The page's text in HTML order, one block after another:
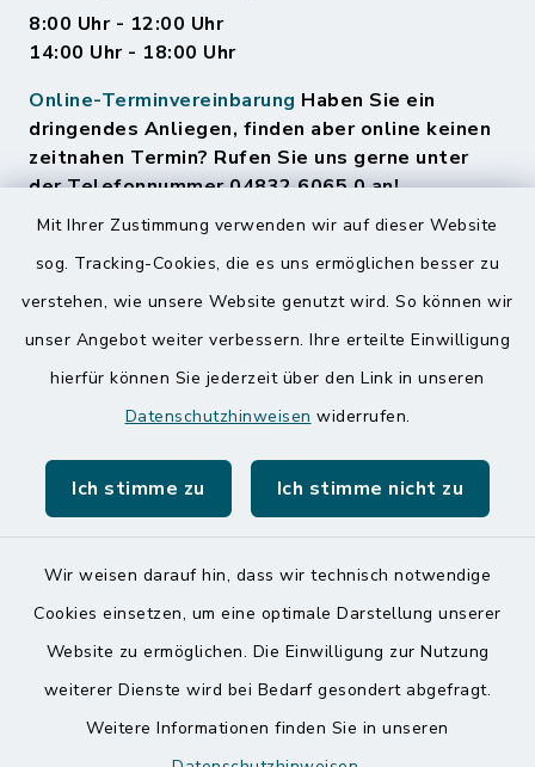
Mit Ihrer Zustimmung verwenden wir auf dieser Website
sog. Tracking-Cookies, die es uns ermöglichen besser zu
verstehen, wie unsere Website genutzt wird. So können wir
unser Angebot weiter verbessern. Ihre erteilte Einwilligung
hierfür können Sie jederzeit über den Link in unseren
Datenschutzhinweisen widerrufen.
Ich stimme zu Ich stimme nicht zu
Wir weisen darauf hin, dass wir technisch notwendige
Cookies einsetzen, um eine optimale Darstellung unserer
Website zu ermöglichen. Die Einwilligung zur Nutzung
weiterer Dienste wird bei Bedarf gesondert abgefragt.
Weitere Informationen finden Sie in unseren
8:00 Uhr - 12:00 Uhr
14:00 Uhr - 18:00 Uhr
Online-Terminvereinbarung Haben Sie ein
dringendes Anliegen, finden aber online keinen
zeitnahen Termin? Rufen Sie uns gerne unter
der Telefonnummer 04832 6065 0 an!
Quicklinks
Amt Mitteldithmarschen
Speicherkoog Meldorfer Koog
Kontakt
Datenschutz